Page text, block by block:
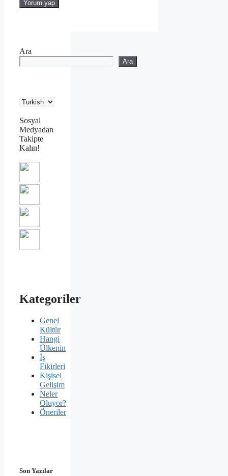
Ara
Ara
Sosyal
Medyadan
Takipte
Kalın!
Kategoriler
Genel
Kültür
Hangi
Ülkenin
İş
Fikirleri
Kişisel
Gelişim
Neler
Oluyor?
Öneriler
Son Yazılar